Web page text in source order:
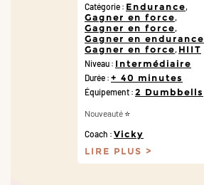
Catégorie : Endurance
Gagner en force
Gagner en force
Gagner en endurance
Gagner en force HIIT
Niveau : Intermédiaire
Durée : + 40 minutes
Équipement : 2 Dumbbells
Nouveauté ⭐️
Coach : Vicky
LIRE PLUS